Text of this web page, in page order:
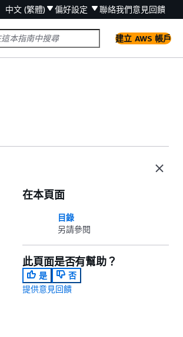
中文 (繁體) 偏好設定 聯絡我們意見回饋
建立 AWS 帳戶
在本頁面
目錄
另請參閱
此頁面是否有幫助？
是
否
提供意見回饋